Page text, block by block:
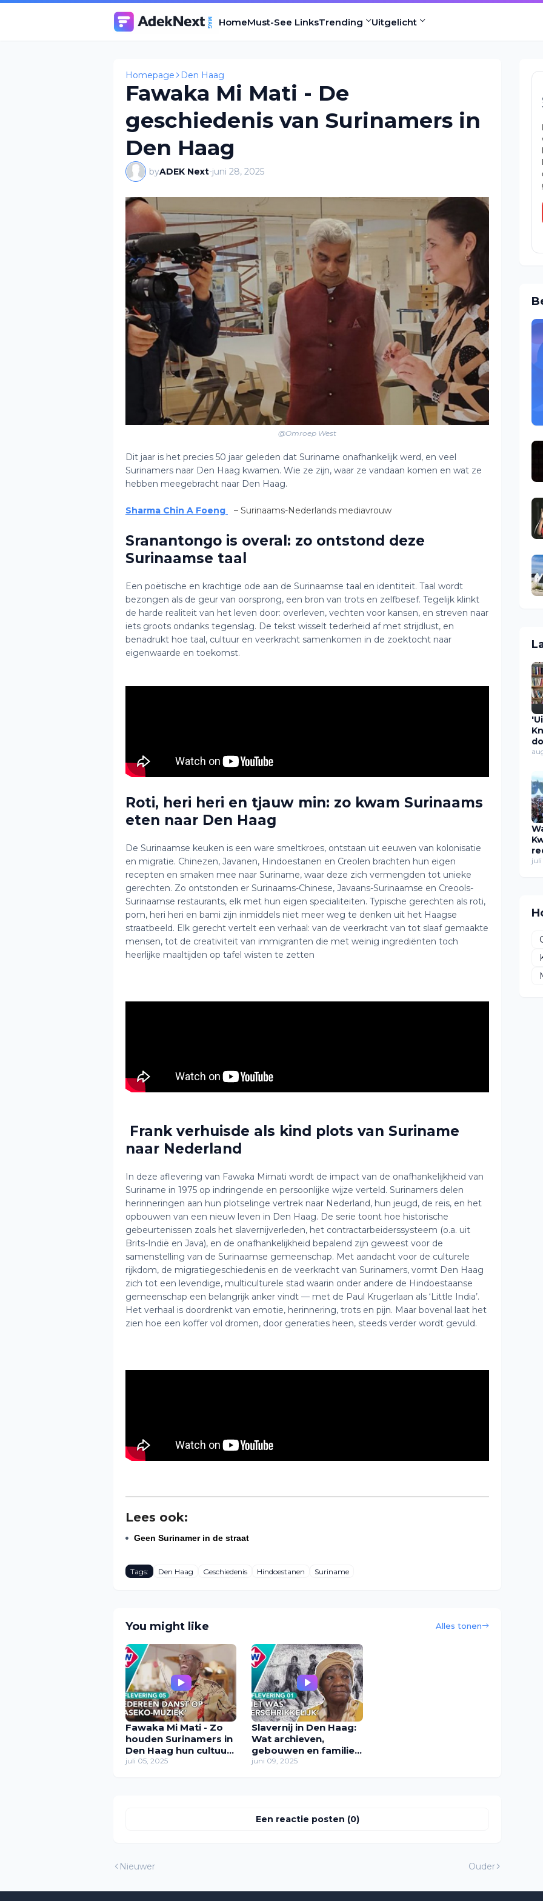
HomeMust-See LinksTrending Uitgelicht
Homepage Den Haag
Fawaka Mi Mati - De
geschiedenis van Surinamers in
Den Haag
byADEK Next-juni 28, 2025
@Omroep West
Dit jaar is het precies 50 jaar geleden dat Suriname onafhankelijk werd, en veel
Surinamers naar Den Haag kwamen. Wie ze zijn, waar ze vandaan komen en wat ze
hebben meegebracht naar Den Haag.
Sharma Chin A Foeng – Surinaams-Nederlands mediavrouw
Sranantongo is overal: zo ontstond deze
Surinaamse taal
Een poëtische en krachtige ode aan de Surinaamse taal en identiteit. Taal wordt
bezongen als de geur van oorsprong, een bron van trots en zelfbesef. Tegelijk klinkt
de harde realiteit van het leven door: overleven, vechten voor kansen, en streven naar
iets groots ondanks tegenslag. De tekst wisselt tederheid af met strijdlust, en
benadrukt hoe taal, cultuur en veerkracht samenkomen in de zoektocht naar
eigenwaarde en toekomst.
Roti, heri heri en tjauw min: zo kwam Surinaams
eten naar Den Haag
De Surinaamse keuken is een ware smeltkroes, ontstaan uit eeuwen van kolonisatie
en migratie. Chinezen, Javanen, Hindoestanen en Creolen brachten hun eigen
recepten en smaken mee naar Suriname, waar deze zich vermengden tot unieke
gerechten. Zo ontstonden er Surinaams-Chinese, Javaans-Surinaamse en Creools-
Surinaamse restaurants, elk met hun eigen specialiteiten. Typische gerechten als roti,
pom, heri heri en bami zijn inmiddels niet meer weg te denken uit het Haagse
straatbeeld. Elk gerecht vertelt een verhaal: van de veerkracht van tot slaaf gemaakte
mensen, tot de creativiteit van immigranten die met weinig ingrediënten toch
heerlijke maaltijden op tafel wisten te zetten
Frank verhuisde als kind plots van Suriname
naar Nederland
In deze aflevering van Fawaka Mimati wordt de impact van de onafhankelijkheid van
Suriname in 1975 op indringende en persoonlijke wijze verteld. Surinamers delen
herinneringen aan hun plotselinge vertrek naar Nederland, hun jeugd, de reis, en het
opbouwen van een nieuw leven in Den Haag. De serie toont hoe historische
gebeurtenissen zoals het slavernijverleden, het contractarbeiderssysteem (o.a. uit
Brits-Indië en Java), en de onafhankelijkheid bepalend zijn geweest voor de
samenstelling van de Surinaamse gemeenschap. Met aandacht voor de culturele
rijkdom, de migratiegeschiedenis en de veerkracht van Surinamers, vormt Den Haag
zich tot een levendige, multiculturele stad waarin onder andere de Hindoestaanse
gemeenschap een belangrijk anker vindt — met de Paul Krugerlaan als ‘Little India’.
Het verhaal is doordrenkt van emotie, herinnering, trots en pijn. Maar bovenal laat het
zien hoe een koffer vol dromen, door generaties heen, steeds verder wordt gevuld.
Lees ook:
Geen Surinamer in de straat
Tags: Den Haag Geschiedenis Hindoestanen Suriname
You might like Alles tonen
Fawaka Mi Mati - Zo
houden Surinamers in
Den Haag hun cultuur
in leven
juli 05, 2025
Slavernij in Den Haag:
Wat archieven,
gebouwen en families
vertellen
juni 09, 2025
Een reactie posten (0)
Nieuwer Ouder